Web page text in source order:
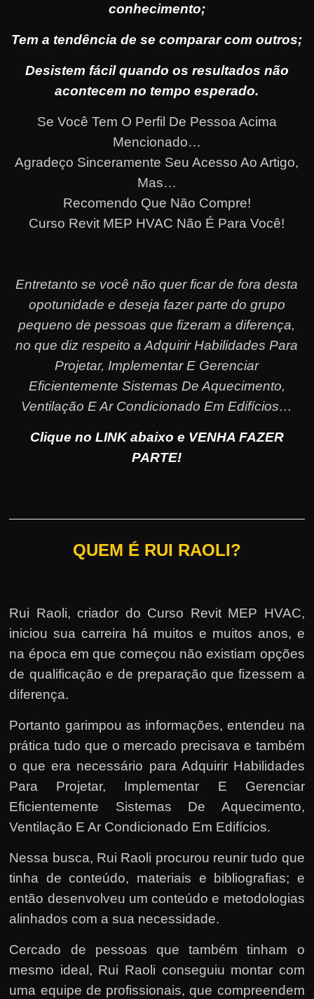
conhecimento;
Tem a tendência de se comparar com outros;
Desistem fácil quando os resultados não
acontecem no tempo esperado.
Se Você Tem O Perfil De Pessoa Acima
Mencionado…
Agradeço Sinceramente Seu Acesso Ao Artigo,
Mas…
Recomendo Que Não Compre!
Curso Revit MEP HVAC Não É Para Você!
Entretanto se você não quer ficar de fora desta
opotunidade e deseja fazer parte do grupo
pequeno de pessoas que fizeram a diferença,
no que diz respeito a Adquirir Habilidades Para
Projetar, Implementar E Gerenciar
Eficientemente Sistemas De Aquecimento,
Ventilação E Ar Condicionado Em Edifícios…
Clique no LINK abaixo e VENHA FAZER
PARTE!
QUEM É RUI RAOLI?
Rui Raoli, criador do Curso Revit MEP HVAC,
iniciou sua carreira há muitos e muitos anos, e
na época em que começou não existiam opções
de qualificação e de preparação que fizessem a
diferença.
Portanto garimpou as informações, entendeu na
prática tudo que o mercado precisava e também
o que era necessário para Adquirir Habilidades
Para Projetar, Implementar E Gerenciar
Eficientemente Sistemas De Aquecimento,
Ventilação E Ar Condicionado Em Edifícios.
Nessa busca, Rui Raoli procurou reunir tudo que
tinha de conteúdo, materiais e bibliografias; e
então desenvolveu um conteúdo e metodologias
alinhados com a sua necessidade.
Cercado de pessoas que também tinham o
mesmo ideal, Rui Raoli conseguiu montar com
uma equipe de profissionais, que compreendem